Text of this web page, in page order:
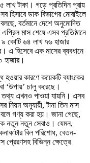
লাখ টাকা। গড়ে প্রতিদিন প্রায়
হিসাবে ডাক বিভাগের মোবাইলে
বর্তমানে দেশে অনুমোদিত
মাস শেষে এসব প্রতিষ্ঠানে
৯ কোটি ৬৪ লাখ ৭৬ হাজার
এ হিসেবে এক মাসের ব্যবধানে
হাজার।
হওয়ার কারণে কয়েকটি ব্যাংকের
‘উপায়’ চালু করেছে।
তথ্য এখনও পাওয়া যায়নি। এসব
অনুযায়ী, টানা তিন মাস
বলে গণ্য করা হয়। জানা গেছে,
নতুন নতুন সেবাও। যেমন,
বিল পরিশোধ, বেতন-
প্রেরণসহ বিভিন্ন ক্ষেত্রে